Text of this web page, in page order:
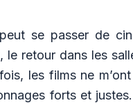
se passer de
le retour dans les
les films ne
forts et justes.